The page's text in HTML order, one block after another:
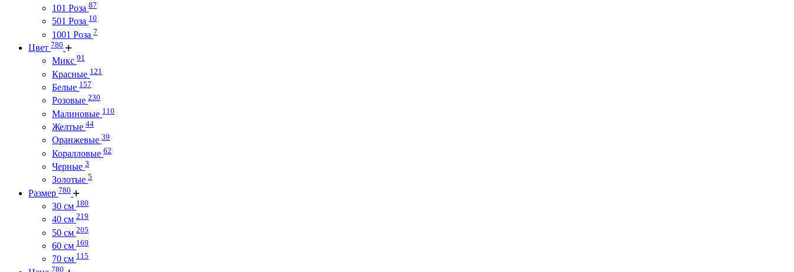
101 Роза 87
501 Роза 10
1001 Роза 7
Цвет 780
Микс 91
Красные 121
Белые 157
Розовые 230
Малиновые 110
Желтые 44
Оранжевые 39
Коралловые 62
Черные 3
Золотые 5
Размер 780
30 см 180
40 см 219
50 см 205
60 см 169
70 см 115
780